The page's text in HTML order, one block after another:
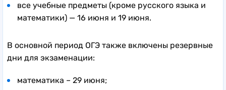
все учебные предметы (кроме русского языка и
математики) — 16 июня и 19 июня.
В основной период ОГЭ также включены резервные
дни для экзаменации:
математика – 29 июня;